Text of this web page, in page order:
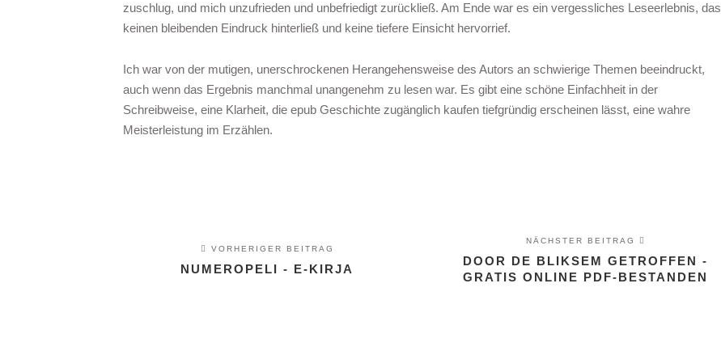
zuschlug, und mich unzufrieden und unbefriedigt zurückließ. Am Ende war es ein vergessliches Leseerlebnis, das
keinen bleibenden Eindruck hinterließ und keine tiefere Einsicht hervorrief.
Ich war von der mutigen, unerschrockenen Herangehensweise des Autors an schwierige Themen beeindruckt,
auch wenn das Ergebnis manchmal unangenehm zu lesen war. Es gibt eine schöne Einfachheit in der
Schreibweise, eine Klarheit, die epub Geschichte zugänglich kaufen tiefgründig erscheinen lässt, eine wahre
Meisterleistung im Erzählen.
VORHERIGER BEITRAG
NUMEROPELI - E-KIRJA
NÄCHSTER BEITRAG
DOOR DE BLIKSEM GETROFFEN -
GRATIS ONLINE PDF-BESTANDEN